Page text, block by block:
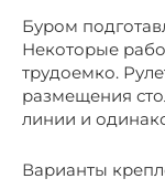
Буром
Некоторые
трудоемко.
размещения
линии и
Варианты